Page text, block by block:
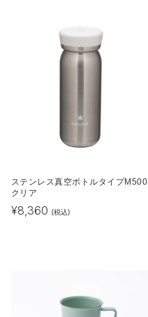
ステンレス真空ボトルタイプM500
クリア
¥8,360 (税込)